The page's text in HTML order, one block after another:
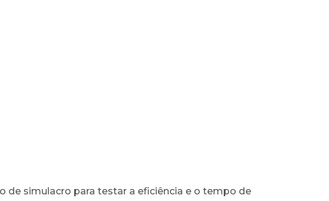
de simulacro para testar a eficiência e o tempo de